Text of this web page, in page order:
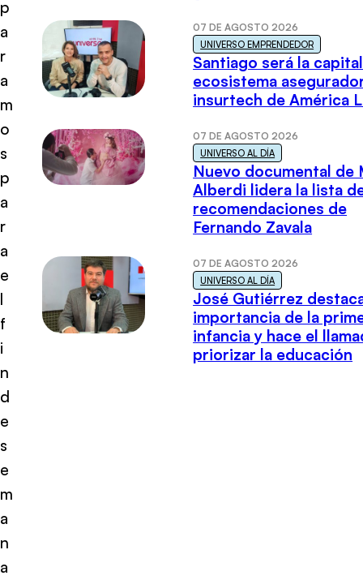
p
a
r
a
m
o
s
p
a
r
a
e
l
f
i
n
d
e
s
e
m
a
n
a
07 DE AGOSTO 2026
UNIVERSO EMPRENDEDOR
Santiago será la
ecosistema
insurtech de América
07 DE AGOSTO 2026
UNIVERSO AL DÍA
Nuevo documental de
Alberdi lidera la lista
recomendaciones de
Fernando Zavala
07 DE AGOSTO 2026
UNIVERSO AL DÍA
José Gutiérrez
importancia de la
infancia y hace el
priorizar la educación